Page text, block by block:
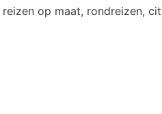
op maat, rondreizen,